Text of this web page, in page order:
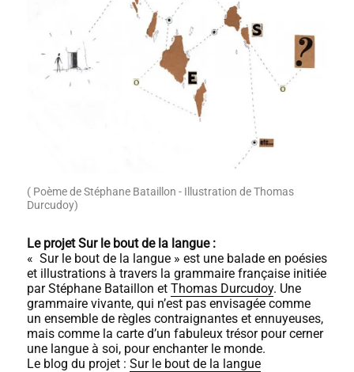
( Poème de Stéphane Bataillon - Illustration de Thomas
Durcudoy)
Le projet Sur le bout de la langue :
« Sur le bout de la langue » est une balade en poésies
et illustrations à travers la grammaire française initiée
par Stéphane Bataillon et Thomas Durcudoy. Une
grammaire vivante, qui n’est pas envisagée comme
un ensemble de règles contraignantes et ennuyeuses,
mais comme la carte d’un fabuleux trésor pour cerner
une langue à soi, pour enchanter le monde.
Le blog du projet : Sur le bout de la langue